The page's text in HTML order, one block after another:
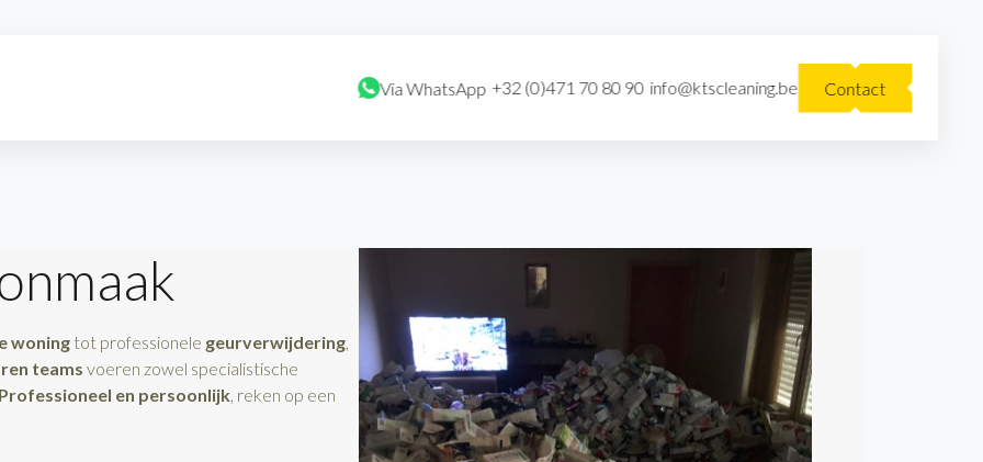
Via WhatsApp |+32 (0)471 70 80 90 info@ktscleaning.be Contact
woningtot professionele geurverwijdering,
teams voeren zowel specialistische
en persoonlijk, reken op een